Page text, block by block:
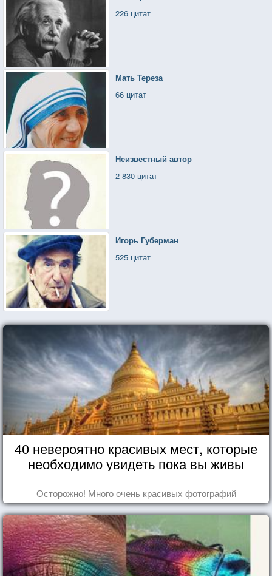
226 цитат
Мать Тереза
66 цитат
Неизвестный автор
2 830 цитат
Игорь Губерман
525 цитат
40 невероятно красивых мест, которые
необходимо увидеть пока вы живы
Осторожно! Много очень красивых фотографий